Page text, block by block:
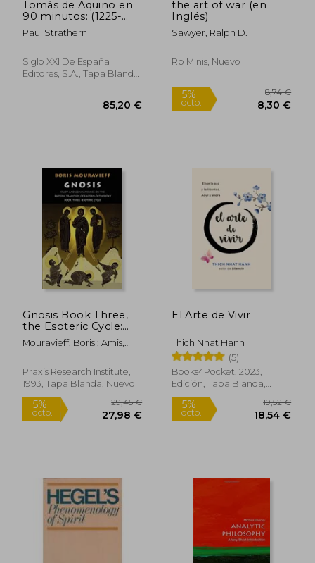
Tomás de Aquino en
90 minutos: (1225-
1274) (Filósofos en 90
minutos)
Paul Strathern
Siglo XXI De España
Editores, S.A., Tapa Blanda,
85,20 €
the art of war (en
Inglés)
Sawyer, Ralph D.
Rp Minis, Nuevo
5%
Gnosis Book Three,
the Esoteric Cycle:
Study and
Commentaries on
of Eastern Orthodoxy
(en Inglés)
Mouravieff, Boris ; Amis,
Praxis Research Institute,
1993, Tapa Blanda, Nuevo
El Arte de Vivir
Thich Nhat Hanh
(5)
Books4Pocket, 2023, 1
Edición, Tapa Blanda,
Nuevo